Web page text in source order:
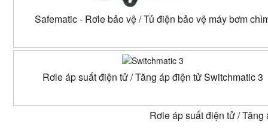
Safematic - Rơle bảo vệ / Tủ điện bảo vệ máy bơm
Rơle áp suất điện tử / Tăng áp điện tử Switchmatic 3
Rơle áp suất điện tử /